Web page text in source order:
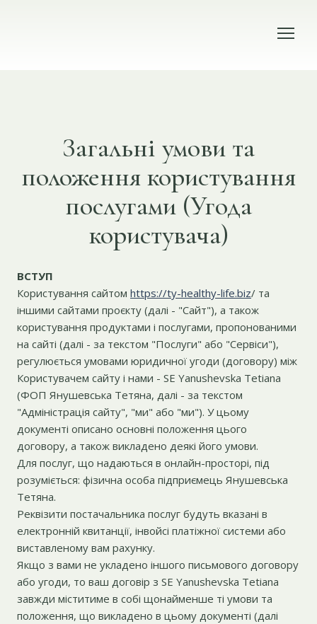
Загальні умови та
положення користування
послугами (Угода
користувача)
ВСТУП
Користування сайтом https://ty-healthy-life.biz/ та
іншими сайтами проєкту (далі - "Сайт"), а також
користування продуктами і послугами, пропонованими
на сайті (далі - за текстом "Послуги" або "Сервіси"),
регулюється умовами юридичної угоди (договору) між
Користувачем сайту і нами - SE Yanushevska Tetiana
(ФОП Янушевська Тетяна, далі - за текстом
"Адміністрація сайту", "ми" або "ми"). У цьому
документі описано основні положення цього
договору, а також викладено деякі його умови.
Для послуг, що надаються в онлайн-просторі, під
розуміється: фізична особа підприємець Янушевська
Тетяна.
Реквізити постачальника послуг будуть вказані в
електронній квитанції, інвойсі платіжної системи або
виставленому вам рахунку.
Якщо з вами не укладено іншого письмового договору
або угоди, то ваш договір з SE Yanushevska Tetiana
завжди міститиме в собі щонайменше ті умови та
положення, що викладено в цьому документі (далі